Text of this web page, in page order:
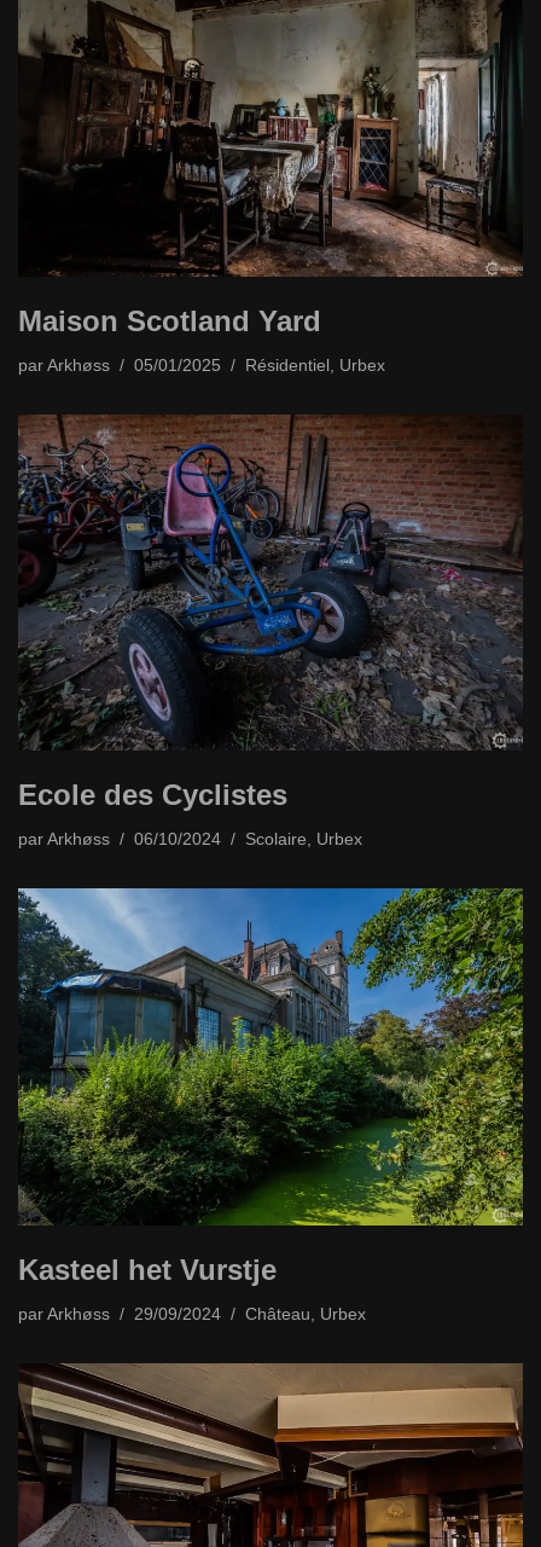
Maison Scotland Yard
par Arkhøss 05/01/2025 Résidentiel Urbex
Ecole des Cyclistes
par Arkhøss 06/10/2024 Scolaire, Urbex
Kasteel het Vurstje
par Arkhøss 29/09/2024 Château Urbex